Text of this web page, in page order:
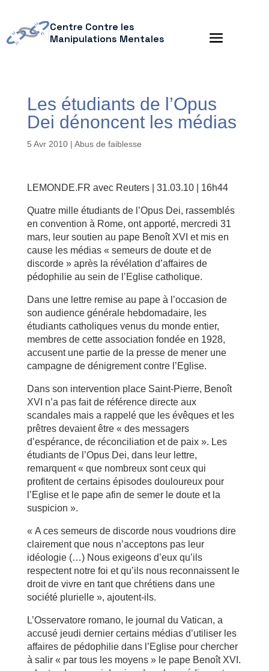
Centre Contre les
Manipulations Mentales
Les étudiants de l’Opus
Dei dénoncent les médias
5 Avr 2010| Abus de faiblesse
LEMONDE.FR avec Reuters | 31.03.10 | 16h44
Quatre mille étudiants de l’Opus Dei, rassemblés
en convention à Rome, ont apporté, mercredi 31
mars, leur soutien au pape Benoît XVI et mis en
cause les médias « semeurs de doute et de
discorde » après la révélation d’affaires de
pédophilie au sein de l’Eglise catholique.
Dans une lettre remise au pape à l’occasion de
son audience générale hebdomadaire, les
étudiants catholiques venus du monde entier,
membres de cette association fondée en 1928,
accusent une partie de la presse de mener une
campagne de dénigrement contre l’Eglise.
Dans son intervention place Saint-Pierre, Benoît
XVI n’a pas fait de référence directe aux
scandales mais a rappelé que les évêques et les
prêtres devaient être « des messagers
d’espérance, de réconciliation et de paix ». Les
étudiants de l’Opus Dei, dans leur lettre,
remarquent « que nombreux sont ceux qui
profitent de certains épisodes douloureux pour
l’Eglise et le pape afin de semer le doute et la
suspicion ».
« A ces semeurs de discorde nous voudrions dire
clairement que nous n’acceptons pas leur
idéologie (…) Nous exigeons d’eux qu’ils
respectent notre foi et qu’ils nous reconnaissent le
droit de vivre en tant que chrétiens dans une
société plurielle », ajoutent-ils.
L’Osservatore romano, le journal du Vatican, a
accusé jeudi dernier certains médias d’utiliser les
affaires de pédophilie dans l’Eglise pour chercher
à salir « par tous les moyens » le pape Benoît XVI.